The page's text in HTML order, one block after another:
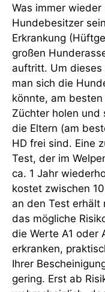
Was immer
Hundebesitzer
Erkrankung
großen
auftritt. Um dieses
man sich die
könnte, am
Züchter holen und
die Eltern (am
HD frei sind. Eine
Test, der im
ca. 1 Jahr
kostet zwischen
an den Test erhält
das mögliche
die Werte A1 oder
erkranken,
Ihrer
gering. Erst ab